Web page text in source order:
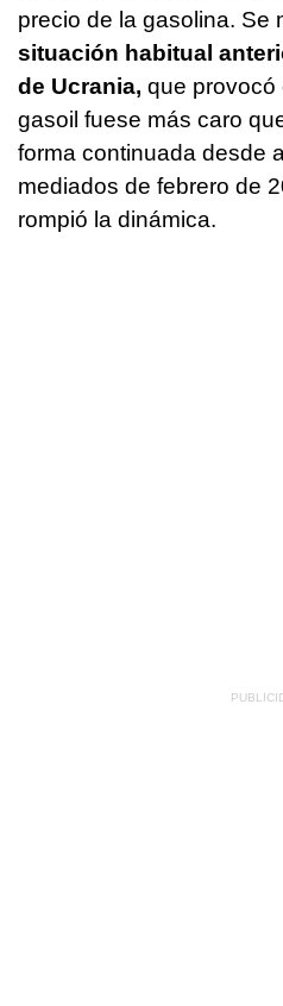
precio de la gasolina. Se
situación habitual
de Ucrania, que provocó
gasoil fuese más caro
forma continuada desde
mediados de febrero de
rompió la dinámica.